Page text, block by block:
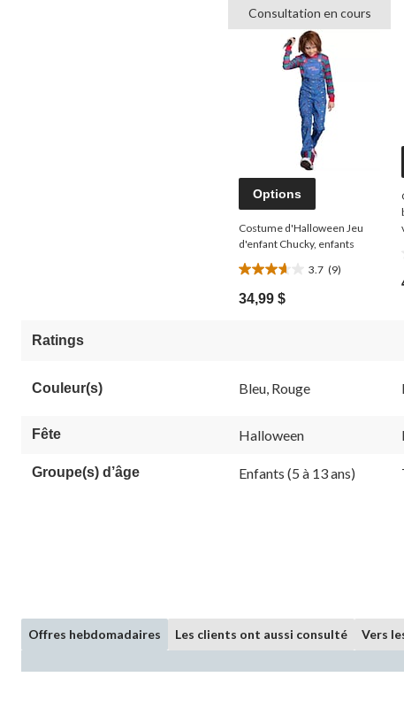
Consultation en cours
Options
Costume d'Halloween Jeu
d'enfant Chucky, enfants
3.7 (9)
3.7
étoile(s)
sur
34,99 $
Ratings
Couleur(s) Bleu, Rouge
Fête Halloween
Groupe(s) d’âge Enfants (5 à 13 ans)
Offres hebdomadaires Les clients ont aussi consulté Vers